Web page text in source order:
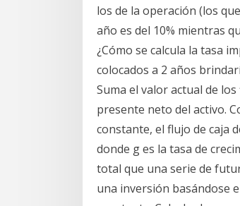
los de la operación (los
año es del 10% mientras
¿Cómo se calcula la tasa
colocados a 2 años
Suma el valor actual de
presente neto del activo.
constante, el flujo de caja
donde g es la tasa de
total que una serie de
una inversión basándose